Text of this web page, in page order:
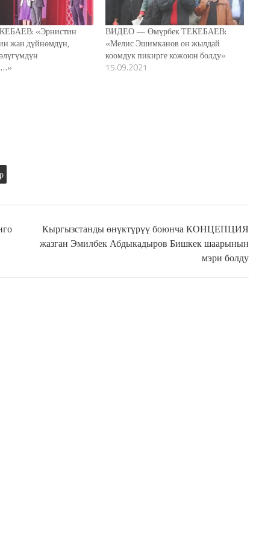
«Эрнистин
жан дүйнөмдүн,
ВИДЕО — Өмүрбек ТЕКЕБАЕВ:
«Мелис Эшимканов он жылдай
коомдук пикирге кожоюн болду»
15.09.2021
Кыргызстанды өнүктүрүү боюнча КОНЦЕПЦИЯ
жазган Эмилбек Абдыкадыров Бишкек шаарынын
мэри болду